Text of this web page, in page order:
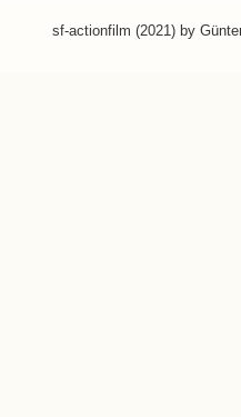
sf-actionfilm (2021) by